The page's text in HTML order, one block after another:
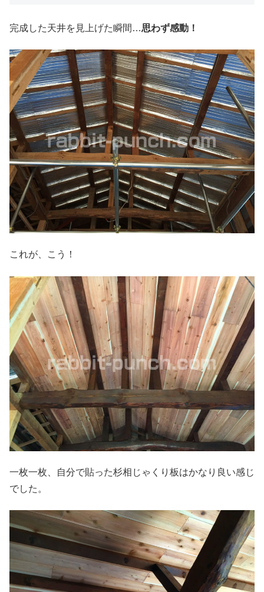
完成した天井を見上げた瞬間…思わず感動！
これが、こう！
一枚一枚、自分で貼った杉相じゃくり板はかなり良い感じ
でした。